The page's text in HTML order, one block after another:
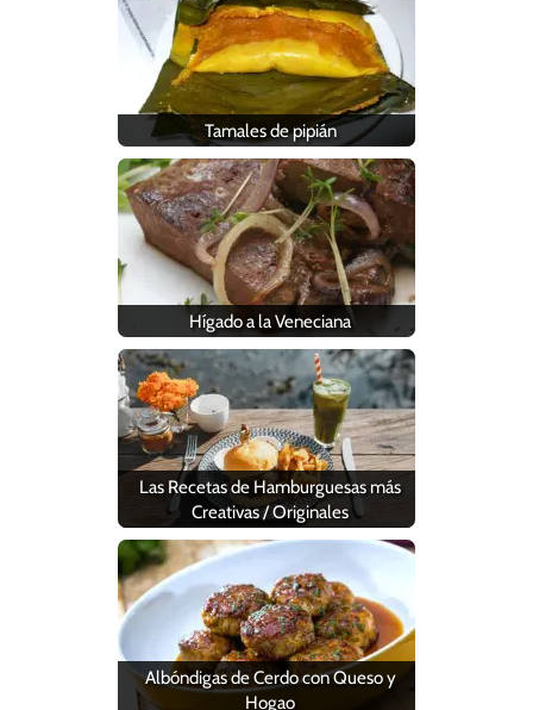
Tamales de pipián
Hígado a la Veneciana
Las Recetas de Hamburguesas más
Creativas / Originales
Albóndigas de Cerdo con Queso y
Hogao